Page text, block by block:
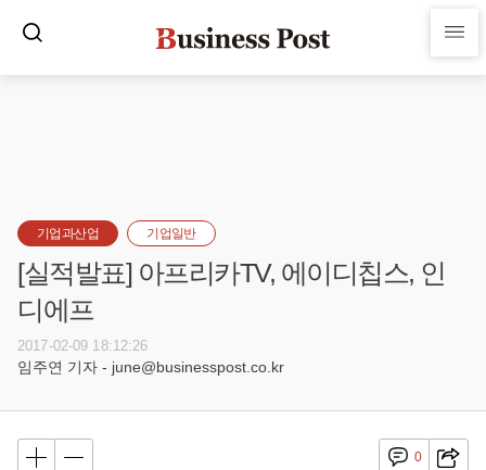
기업과산업 기업일반
[실적발표] 아프리카TV, 에이디칩스, 인
디에프
2017-02-09 18:12:26
임주연 기자 - june@businesspost.co.kr
0